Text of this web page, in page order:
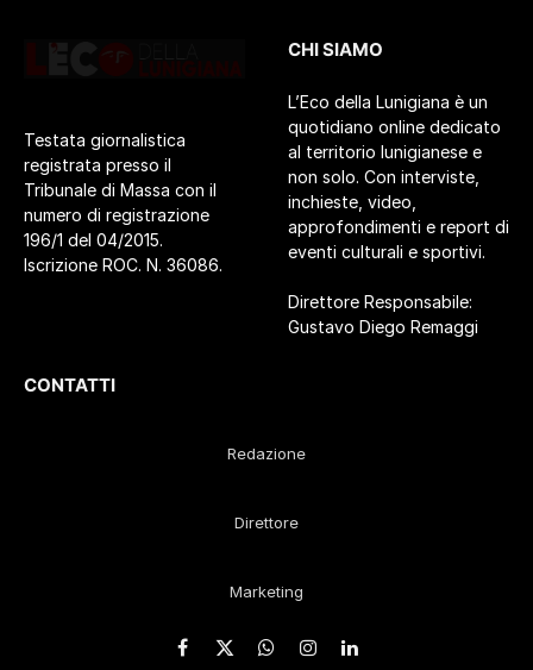
Testata giornalistica
registrata presso il
Tribunale di Massa con il
numero di registrazione
196/1 del 04/2015.
Iscrizione ROC. N. 36086.
CHI SIAMO
L’Eco della Lunigiana è un
quotidiano online dedicato
al territorio lunigianese e
non solo. Con interviste,
inchieste, video,
approfondimenti e report di
eventi culturali e sportivi.
Direttore Responsabile:
Gustavo Diego Remaggi
CONTATTI
Redazione
Direttore
Marketing
Facebook
X WhatsApp
Instagram
LinkedIn